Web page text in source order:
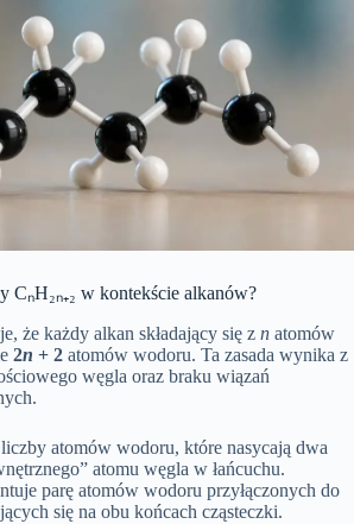
CₙH₂ₙ₊₂ w kontekście alkanów?
że każdy alkan składający się z n atomów
2n + 2 atomów wodoru. Ta zasada wynika z
węgla oraz braku wiązań
atomów wodoru, które nasycają dwa
atomu węgla w łańcuchu.
parę atomów wodoru przyłączonych do
się na obu końcach cząsteczki.